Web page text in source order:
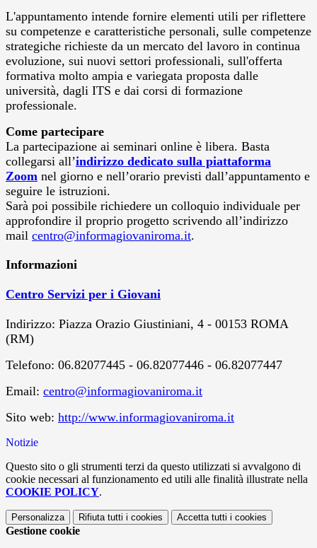
L'appuntamento intende fornire elementi utili per riflettere
su competenze e caratteristiche personali, sulle competenze
strategiche richieste da un mercato del lavoro in continua
evoluzione, sui nuovi settori professionali, sull'offerta
formativa molto ampia e variegata proposta dalle
università, dagli ITS e dai corsi di formazione
professionale.
Come partecipare
La partecipazione ai seminari online è libera. Basta
collegarsi all’indirizzo dedicato sulla piattaforma
Zoom nel giorno e nell’orario previsti dall’appuntamento e
seguire le istruzioni.
Sarà poi possibile richiedere un colloquio individuale per
approfondire il proprio progetto scrivendo all’indirizzo
mail centro@informagiovaniroma.it.
Informazioni
Centro Servizi per i Giovani
Indirizzo: Piazza Orazio Giustiniani, 4 - 00153 ROMA
(RM)
Telefono: 06.82077445 - 06.82077446 - 06.82077447
Email: centro@informagiovaniroma.it
Sito web: http://www.informagiovaniroma.it
Notizie
Questo sito o gli strumenti terzi da questo utilizzati si avvalgono di
cookie necessari al funzionamento ed utili alle finalità illustrate nella
COOKIE POLICY.
Personalizza Rifiuta tutti i cookies Accetta tutti i cookies
Gestione cookie